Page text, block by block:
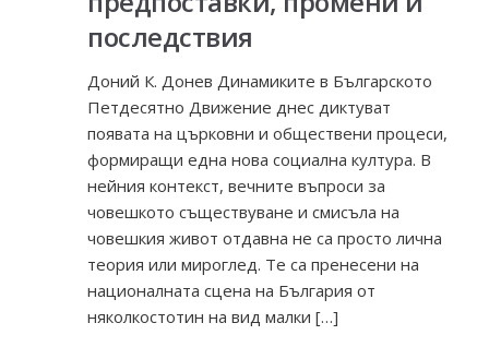
последствия
Доний К. Донев Динамиките в Българското
Петдесятно Движение днес диктуват
появата на църковни и обществени процеси,
формиращи една нова социална култура. В
нейния контекст, вечните въпроси за
човешкото съществуване и смисъла на
човешкия живот отдавна не са просто лична
теория или мироглед. Те са пренесени на
националната сцена на България от
няколкостотин на вид малки […]